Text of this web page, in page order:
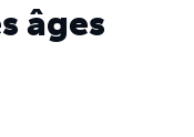
âges